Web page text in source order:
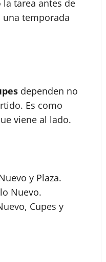
tarea antes de
una temporada
dependen no
Es como
viene al lado.
y Plaza.
Nuevo.
Cupes y